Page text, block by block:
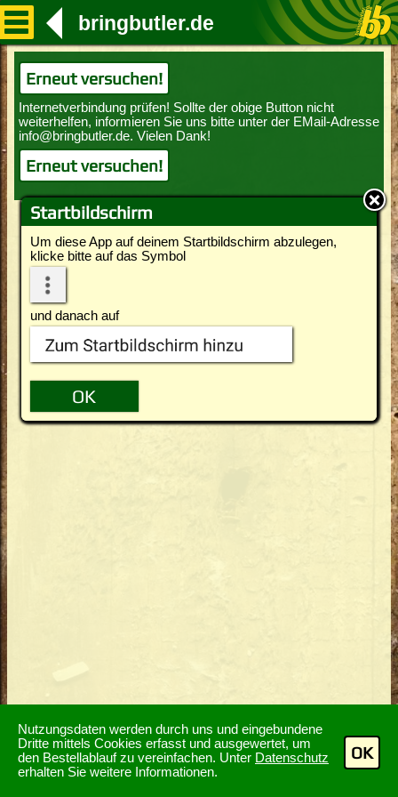
Nutzungsdaten werden durch uns und eingebundene
Dritte mittels Cookies erfasst und ausgewertet, um
den Bestellablauf zu vereinfachen. Unter Datenschutz
erhalten Sie weitere Informationen.
OK
Startbildschirm
Um diese App auf deinem Startbildschirm abzulegen,
klicke bitte auf das Symbol
und danach auf
bringbutler.de
Erneut versuchen!
Erneut versuchen!